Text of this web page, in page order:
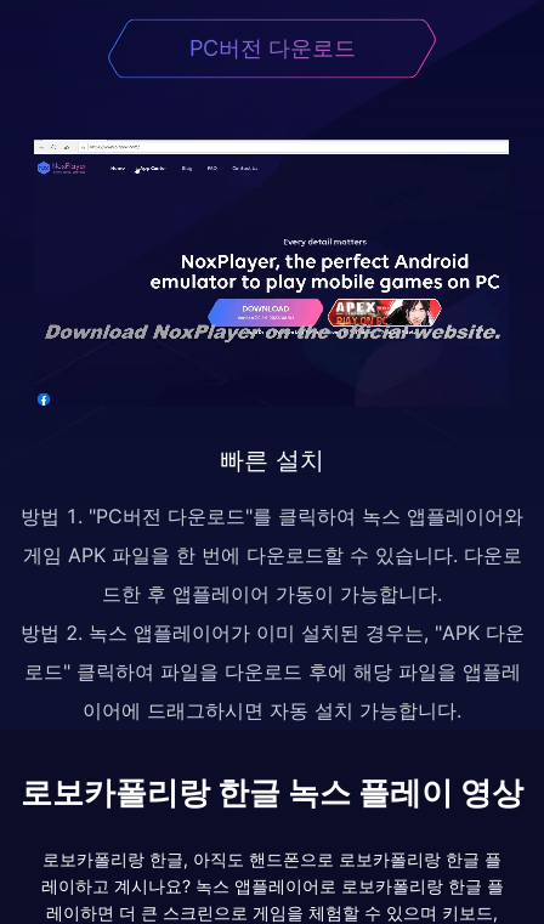
PC버전 다운로드
빠른 설치
방법 1. "PC버전 다운로드"를 클릭하여 녹스 앱플레이어와
게임 APK 파일을 한 번에 다운로드할 수 있습니다. 다운로
드한 후 앱플레이어 가동이 가능합니다.
방법 2. 녹스 앱플레이어가 이미 설치된 경우는, "APK 다운
로드" 클릭하여 파일을 다운로드 후에 해당 파일을 앱플레
이어에 드래그하시면 자동 설치 가능합니다.
로보카폴리랑 한글 녹스 플레이 영상
로보카폴리랑 한글, 아직도 핸드폰으로 로보카폴리랑 한글 플
레이하고 계시나요? 녹스 앱플레이어로 로보카폴리랑 한글 플
레이하면 더 큰 스크린으로 게임을 체험할 수 있으며 키보드,